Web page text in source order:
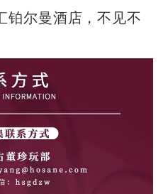
铂尔曼酒店，不见不